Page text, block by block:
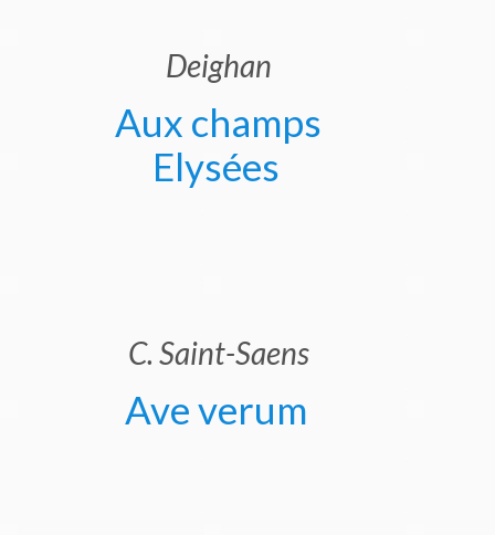
Deighan
Aux champs
Elysées
C. Saint-Saens
Ave verum